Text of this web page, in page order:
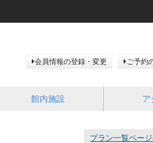
会員情報の登録・変更 ご予約
館内施設 ア
プラン一覧ペー